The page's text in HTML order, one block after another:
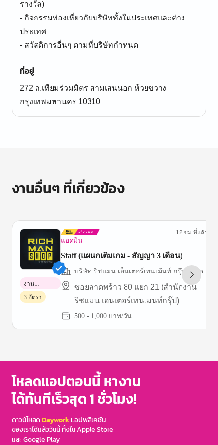
รางวัล)
- กิจกรรมท่องเที่ยวกับบริษัททั้งในประเทศและต่าง
ประเทศ
- สวัสดิการอื่นๆ ตามที่บริษัทกำหนด
ที่อยู่
272 ถ.เทียมร่วมมิตร สามเสนนอก ห้วยขวาง
กรุงเทพมหานคร 10310
งานอื่นๆ ที่เกี่ยวข้อง
แอดมิน
12 ชม.ที่แล้ว
Staff (แผนกเติมเกม - สัญญา 3 เดือน)
บริษัท ริชแมน เอ็นเตอร์เทนเม้นท์ กรุ๊ป จำกัด
ซอยลาดพร้าว 80 แยก 21 (สำนักงาน
ริชแมน เอนเตอร์เทนเมนท์กรุ๊ป)
500 - 1,000 บาท/วัน
งาน
พาร์ทไทม์
3 อัตรา
of
โหลดแอปตอนนี้ หางาน
ได้ทันทีเร็วสุด 1 ชั่วโมง!
ดาวน์โหลดDayworkแอปพลิเคชัน
ของเราได้แล้ววันนี้ ทั้งใน Apple Store
และ Google Play